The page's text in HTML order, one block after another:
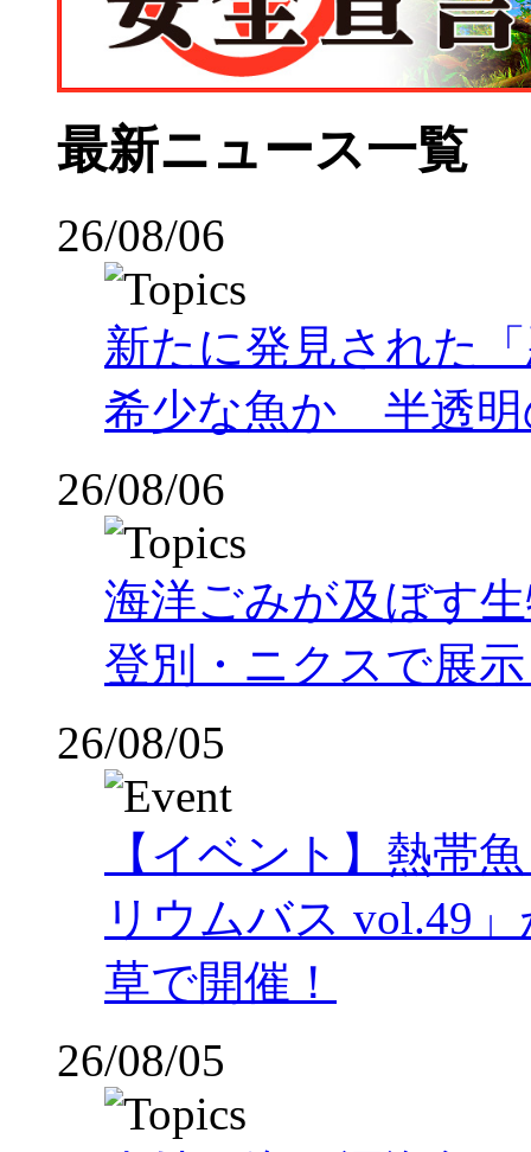
最新ニュース一覧
26/08/06
新たに発見された
希少な魚か 半透明
26/08/06
海洋ごみが及ぼす
登別・ニクスで展
26/08/05
【イベント】熱帯
リウムバス vol.49
草で開催！
26/08/05